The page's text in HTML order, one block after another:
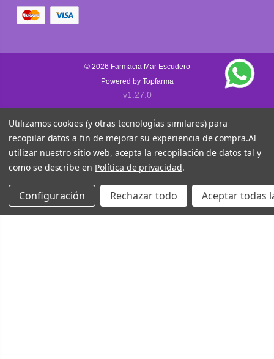
© 2026 Farmacia Mar Escudero
Powered by Topfarma
v1.27.0
Utilizamos cookies (y otras tecnologías similares) para
recopilar datos a fin de mejorar su experiencia de compra.Al
utilizar nuestro sitio web, acepta la recopilación de datos tal y
como se describe en Política de privacidad.
Configuración Rechazar todo Aceptar todas